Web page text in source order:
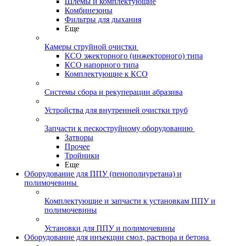
Комбинезоны
Фильтры для дыхания
Еще
Камеры струйной очистки
КСО эжекторного (инжекторного) типа
КСО напорного типа
Комплектующие к КСО
Системы сбора и рекуперации абразива
Устройства для внутренней очистки труб
Запчасти к пескоструйному оборудованию
Затворы
Прочее
Тройники
Еще
Оборудование для ППУ (пенополиуретана) и
полимочевины
Комплектующие и запчасти к установкам ППУ и
полимочевины
Установки для ППУ и полимочевины
Оборудование для инъекции смол, раствора и бетона